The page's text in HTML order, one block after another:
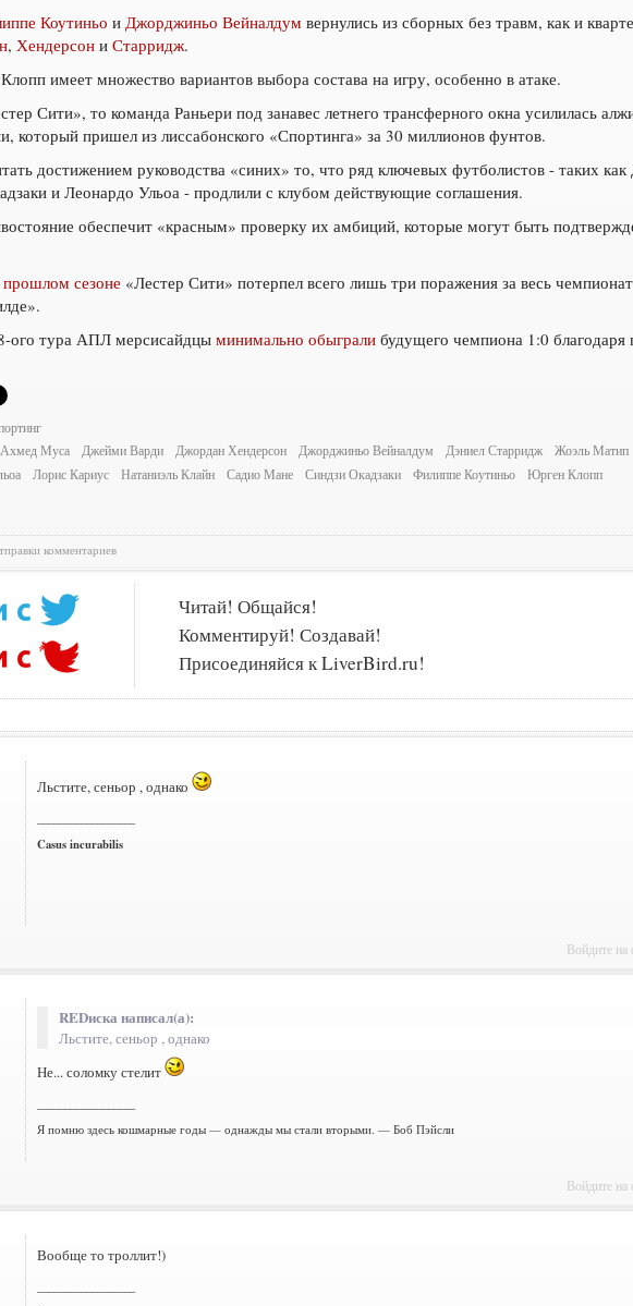
Коутиньо и Джорджиньо Вейналдум вернулись из сборных без травм, как и
, Хендерсон иСтарридж.
имеет множество вариантов выбора состава на игру, особенно в атаке.
Сити», то команда Раньери под занавес летнего трансферного окна усилилась
который пришел из лиссабонского «Спортинга» за 30 миллионов фунтов.
достижением руководства «синих» то, что ряд ключевых футболистов - таких
и Леонардо Ульоа - продлили с клубом действующие соглашения.
обеспечит «красным» проверку их амбиций, которые могут быть
прошлом сезоне «Лестер Сити» потерпел всего лишь три поражения за весь
ого тура АПЛ мерсисайдцыминимально обыграли будущего чемпиона 1:0 благодаря
Ахмед Муса Джейми Варди Джордан Хендерсон Джорджиньо Вейналдум Дэниел Старридж Жоэль Матип
Лорис Кариус Натаниэль Клайн Садио Мане Синдзи Окадзаки Филиппе Коутиньо Юрген Клопп
комментариев
Читай! Общайся!
Комментируй! Создавай!
Присоединяйся к LiverBird.ru!
Льстите, сеньор , однако
Casus incurabilis
Войдите на
REDиска написал(а):
Льстите, сеньор , однако
Не... соломку стелит
Я помню здесь кошмарные годы — однажды мы стали вторыми. — Боб Пэйсли
Войдите на
Вообще то троллит!)